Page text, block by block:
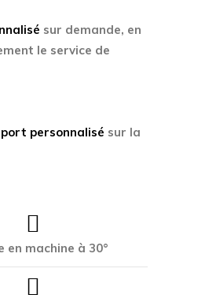
sur demande, en
le service de
personnalisé sur la
en machine à 30°